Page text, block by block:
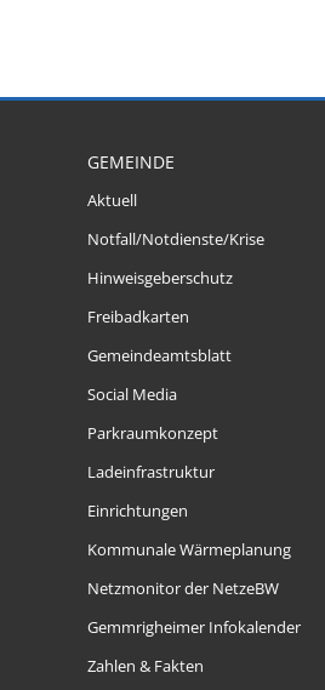
GEMEINDE
Aktuell
Notfall/Notdienste/Krise
Hinweisgeberschutz
Freibadkarten
Gemeindeamtsblatt
Social Media
Parkraumkonzept
Ladeinfrastruktur
Einrichtungen
Kommunale Wärmeplanung
Netzmonitor der NetzeBW
Gemmrigheimer Infokalender
Zahlen & Fakten